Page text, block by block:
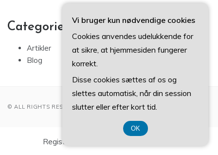
Categories
Artikler
Blog
© ALL RIGHTS RESERVED 2022
Registreringsnummer DK 37 40 77 39
Vi bruger kun nødvendige cookies
Cookies anvendes udelukkende for
at sikre, at hjemmesiden fungerer
korrekt.
Disse cookies sættes af os og
slettes automatisk, når din session
slutter eller efter kort tid.
OK